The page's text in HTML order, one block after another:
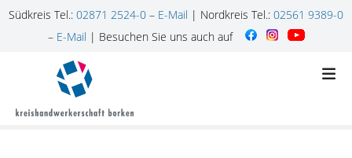
Südkreis Tel.: 02871 2524-0 – E-Mail | Nordkreis Tel.: 02561 9389-0
– E-Mail | Besuchen Sie uns auch auf